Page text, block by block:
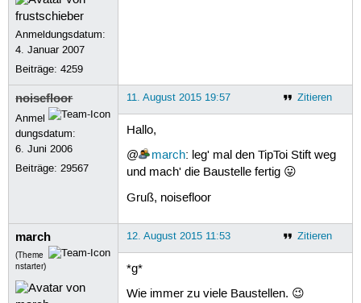
Anmeldungsdatum:
4. Januar 2007
Beiträge:4259
noisefloor
Anmel
dungsdatum:
6. Juni 2006
Beiträge:29567
Zitieren
11. August 2015 19:57
Hallo,
@
march: leg' mal den TipToi Stift weg
und mach' die Baustelle fertig 😛
Gruß, noisefloor
march
(Theme
nstarter)
Zitieren
12. August 2015 11:53
*g*
Wie immer zu viele Baustellen. 😉